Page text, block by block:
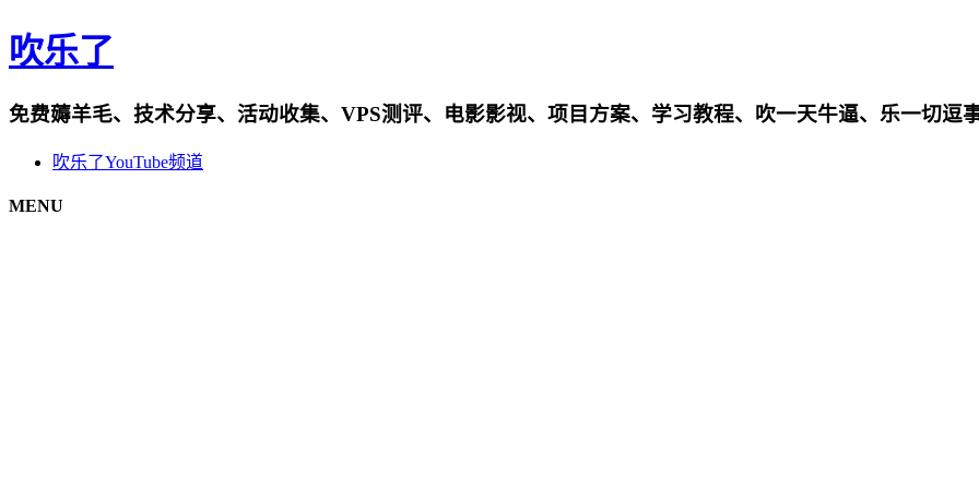
吹乐了
免费薅羊毛、技术分享、活动收集、VPS测评、电影影视、项目方案、学习教程、吹一天牛逼、乐一切逗
吹乐了YouTube频道
MENU